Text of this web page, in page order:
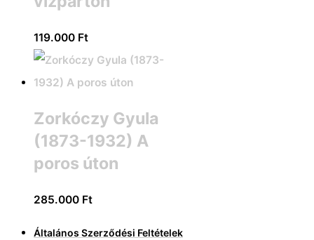
119.000 Ft
Zorkóczy Gyula
(1873-1932) A
poros úton
285.000 Ft
Általános Szerződési Feltételek